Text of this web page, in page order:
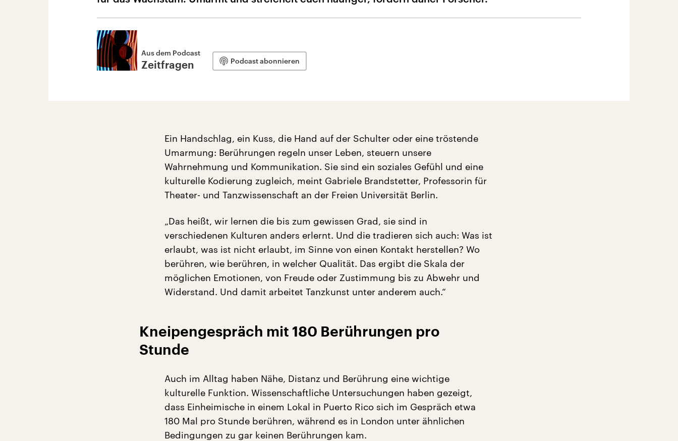
Aus dem Podcast
Zeitfragen Podcast abonnieren
Ein Handschlag, ein Kuss, die Hand auf der Schulter oder eine tröstende
Umarmung: Berührungen regeln unser Leben, steuern unsere
Wahrnehmung und Kommunikation. Sie sind ein soziales Gefühl und eine
kulturelle Kodierung zugleich, meint Gabriele Brandstetter, Professorin für
Theater- und Tanzwissenschaft an der Freien Universität Berlin.
„Das heißt, wir lernen die bis zum gewissen Grad, sie sind in
verschiedenen Kulturen anders erlernt. Und die tradieren sich auch: Was ist
erlaubt, was ist nicht erlaubt, im Sinne von einen Kontakt herstellen? Wo
berühren, wie berühren, in welcher Qualität. Das ergibt die Skala der
möglichen Emotionen, von Freude oder Zustimmung bis zu Abwehr und
Widerstand. Und damit arbeitet Tanzkunst unter anderem auch.“
Kneipengespräch mit 180 Berührungen pro
Stunde
Auch im Alltag haben Nähe, Distanz und Berührung eine wichtige
kulturelle Funktion. Wissenschaftliche Untersuchungen haben gezeigt,
dass Einheimische in einem Lokal in Puerto Rico sich im Gespräch etwa
180 Mal pro Stunde berühren, während es in London unter ähnlichen
Bedingungen zu gar keinen Berührungen kam.